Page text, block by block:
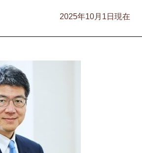
2025年10月1日現在